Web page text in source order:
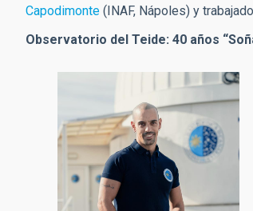
Capodimonte (INAF, Nápoles) y
Observatorio del Teide: 40 años